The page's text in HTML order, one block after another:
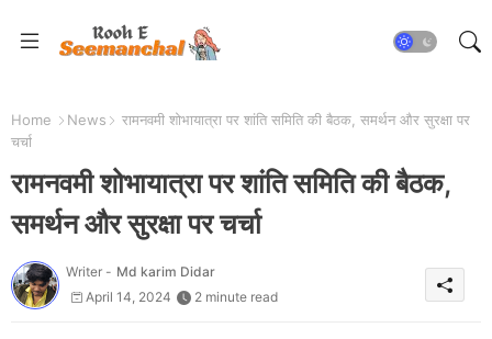
Home News
रामनवमी शोभायात्रा पर शांति समिति की बैठक, समर्थन और सुरक्षा पर
चर्चा
रामनवमी शोभायात्रा पर शांति समिति की बैठक,
समर्थन और सुरक्षा पर चर्चा
Writer - Md karim Didar
April 14, 2024
2 minute read